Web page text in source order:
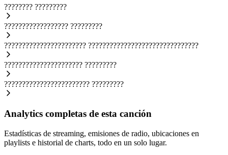
???????? ?????????
?????????????????? ?????????
??????????????????????? ???????????????????????????????
?????????????????????? ?????????
???????????????????????? ?????????
Analytics completas de esta canción
Estadísticas de streaming, emisiones de radio, ubicaciones en
playlists e historial de charts, todo en un solo lugar.